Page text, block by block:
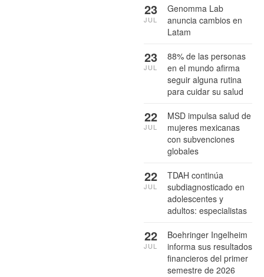
Genomma Lab
anuncia cambios en
Latam
23
JUL
88% de las personas
en el mundo afirma
seguir alguna rutina
para cuidar su salud
23
JUL
MSD impulsa salud de
mujeres mexicanas
con subvenciones
globales
22
JUL
TDAH continúa
subdiagnosticado en
adolescentes y
adultos: especialistas
22
JUL
Boehringer Ingelheim
informa sus resultados
financieros del primer
semestre de 2026
22
JUL